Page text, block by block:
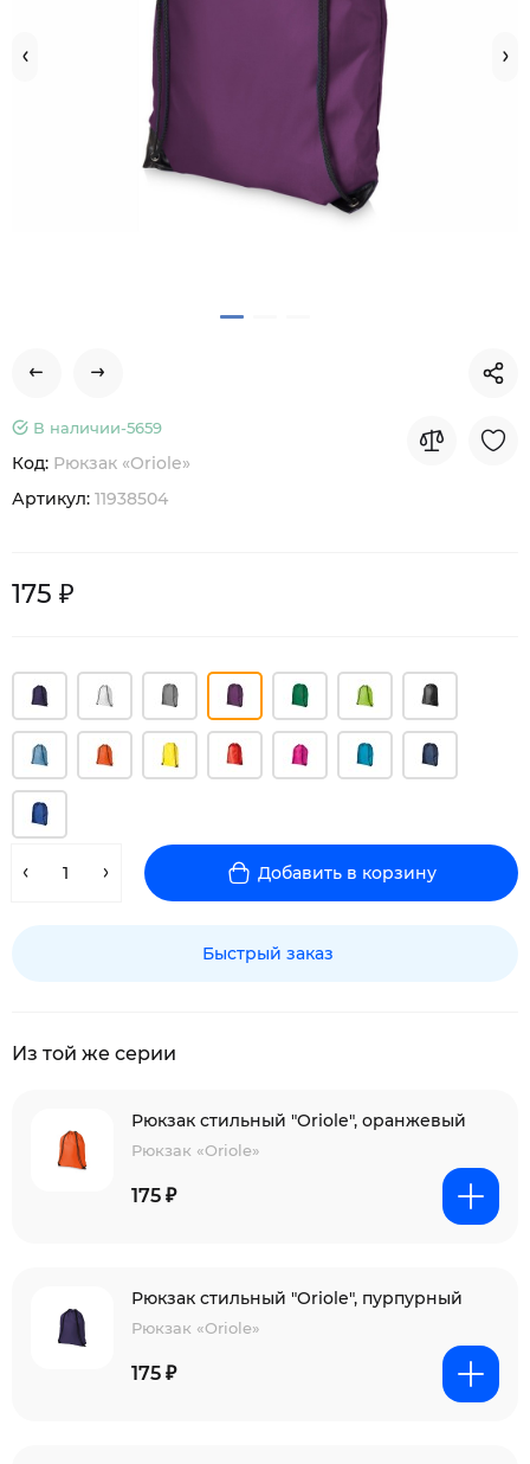
В наличии-5659
Код: Рюкзак «Oriole»
Артикул: 11938504
175 ₽
Добавить в корзину
Быстрый заказ
Из той же серии
Рюкзак стильный "Oriole", оранжевый
Рюкзак «Oriole»
175 ₽
Рюкзак стильный "Oriole", пурпурный
Рюкзак «Oriole»
175 ₽